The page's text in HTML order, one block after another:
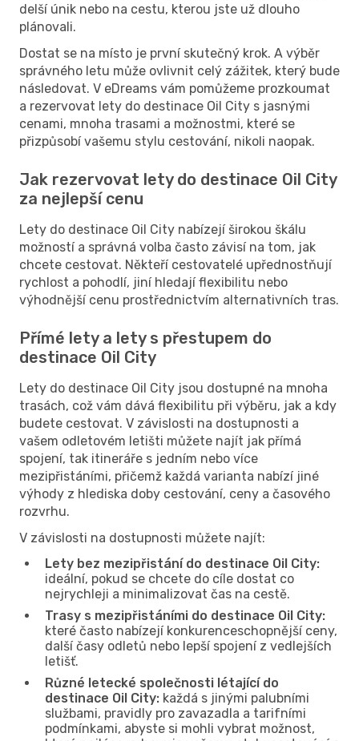
delší únik nebo na cestu, kterou jste už dlouho
plánovali.
Dostat se na místo je první skutečný krok. A výběr
správného letu může ovlivnit celý zážitek, který bude
následovat. V eDreams vám pomůžeme prozkoumat
a rezervovat lety do destinace Oil City s jasnými
cenami, mnoha trasami a možnostmi, které se
přizpůsobí vašemu stylu cestování, nikoli naopak.
Jak rezervovat lety do destinace Oil City
za nejlepší cenu
Lety do destinace Oil City nabízejí širokou škálu
možností a správná volba často závisí na tom, jak
chcete cestovat. Někteří cestovatelé upřednostňují
rychlost a pohodlí, jiní hledají flexibilitu nebo
výhodnější cenu prostřednictvím alternativních tras.
Přímé lety a lety s přestupem do
destinace Oil City
Lety do destinace Oil City jsou dostupné na mnoha
trasách, což vám dává flexibilitu při výběru, jak a kdy
budete cestovat. V závislosti na dostupnosti a
vašem odletovém letišti můžete najít jak přímá
spojení, tak itineráře s jedním nebo více
mezipřistáními, přičemž každá varianta nabízí jiné
výhody z hlediska doby cestování, ceny a časového
rozvrhu.
V závislosti na dostupnosti můžete najít:
Lety bez mezipřistání do destinace Oil City:
ideální, pokud se chcete do cíle dostat co
nejrychleji a minimalizovat čas na cestě.
Trasy s mezipřistáními do destinace Oil City:
které často nabízejí konkurenceschopnější ceny,
další časy odletů nebo lepší spojení z vedlejších
letišť.
Různé letecké společnosti létající do
destinace Oil City: každá s jinými palubními
službami, pravidly pro zavazadla a tarifními
podmínkami, abyste si mohli vybrat možnost,